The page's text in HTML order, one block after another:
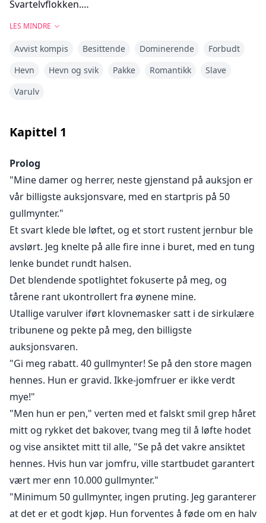
Svartelvflokken.
og dra av sted med sin kjæreste når hun fylte 18 år.
Men skjebnen spilte henne et puss.
utro lenge, og hennes skjebnebestemte partnere var
Hun erklærte at hun ville avvise dem som sine
partnere, men månegudinnen hadde enda mer
utrolige planer for henne.
En dag vil hun finne ut at hennes partnere ikke bare er
tvillinger, men også Alfaen av Kjempeulvene som er 5
meter høy, prinsen av Vingeulvene som bor i et slott i
skyene, Betaen av Ildulvene som er dekket av
uutholdelig varme, og til og med vampyrkongen som
er fienden til alle varulver og Havmannen som bor
under det dype havet...
Hvorfor har hun 9 partnere? Hva skal hun gjøre når
alle partnerne hennes er sjalu og desperate etter å eie
henne?
Jeg knelte på alle fire inne i buret, med en tung kjetting
bundet rundt halsen.
Utallige varulver med masker satt på de sirkulære
tribunene og pekte på meg, den billigste
auksjonsvaren.
"Se på den store magen hennes. Hun er gravid. Ikke-
jomfruer er ikke verdt mye!"
"Minimum 50 gullmynter. Hvis hun får en jente, vil du
ha to sexslaver da."
Jeg kunne ikke tro at jeg, Elizabeth, den mest elskede
datteren til Alfaen i Blåmåneflokken, skulle reduseres
LES MINDRE
Avvist kompis Besittende Dominerende
Forbudt
Hevn
Hevn og svik Pakke Romantikk
Slave
Varulv
Kapittel 1
Prolog
"Mine damer og herrer, neste gjenstand på auksjon er
vår billigste auksjonsvare, med en startpris på 50
gullmynter."
Et svart klede ble løftet, og et stort rustent jernbur ble
avslørt. Jeg knelte på alle fire inne i buret, med en tung
lenke bundet rundt halsen.
Det blendende spotlightet fokuserte på meg, og
tårene rant ukontrollert fra øynene mine.
Utallige varulver iført klovnemasker satt i de sirkulære
tribunene og pekte på meg, den billigste
auksjonsvaren.
"Gi meg rabatt. 40 gullmynter! Se på den store magen
hennes. Hun er gravid. Ikke-jomfruer er ikke verdt
mye!"
"Men hun er pen," verten med et falskt smil grep håret
mitt og rykket det bakover, tvang meg til å løfte hodet
og vise ansiktet mitt til alle, "Se på det vakre ansiktet
hennes. Hvis hun var jomfru, ville startbudet garantert
vært mer enn 10.000 gullmynter."
"Minimum 50 gullmynter, ingen pruting. Jeg garanterer
at det er et godt kjøp. Hun forventes å føde om en halv